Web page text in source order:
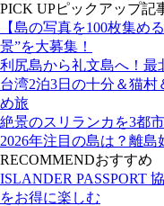
PICK UPピックアップ記
【島の写真を100枚集め
景”を大募集！
利尻島から礼文島へ！最
台湾2泊3日の十分＆猫
め旅
絶景のスリランカを3都
2026年注目の島は？離
RECOMMENDおすすめ
ISLANDER PASSPORT
をお得に楽しむ